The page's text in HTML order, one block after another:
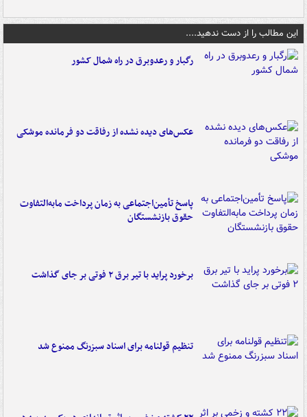
این مطالب را از دست ندهید....
رگبار و رعدوبرق در راه شمال کشور
عکس‌های دیده نشده از رفاقت دو فرمانده‌ موشکی
پاسخ تأمین‌اجتماعی به زمان پرداخت مابه‌التفاوت
حقوق بازنشستگان
برخورد پراید با تیر برق ۲ فوتی بر جای گذاشت
تنظیم قولنامه برای اسناد سبزرنگ ممنوع شد